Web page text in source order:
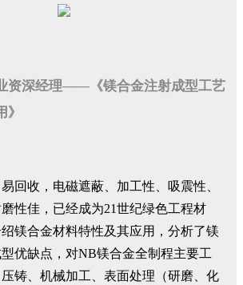
资深经理——《镁合金注射成型工艺
》
回收，电磁遮蔽、加工性、吸震性、
性佳，已经成为21世纪绿色工程材
镁合金材料特性及其应用，分析了镁
优缺点，对NB镁合金全制程主要工
铸、机械加工、表面处理（研磨、化